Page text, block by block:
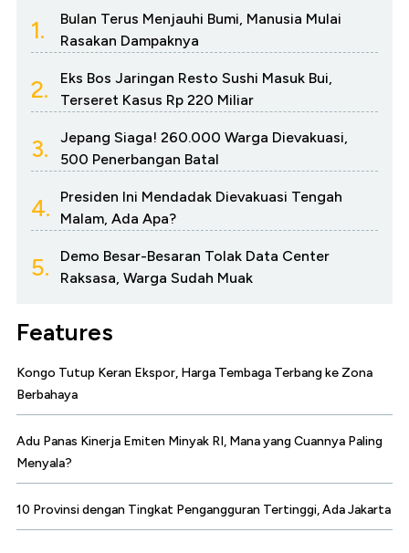
1.
Bulan Terus Menjauhi Bumi, Manusia Mulai
Rasakan Dampaknya
2.
Eks Bos Jaringan Resto Sushi Masuk Bui,
Terseret Kasus Rp 220 Miliar
3.
Jepang Siaga! 260.000 Warga Dievakuasi,
500 Penerbangan Batal
4.
Presiden Ini Mendadak Dievakuasi Tengah
Malam, Ada Apa?
5.
Demo Besar-Besaran Tolak Data Center
Raksasa, Warga Sudah Muak
Features
Kongo Tutup Keran Ekspor, Harga Tembaga Terbang ke Zona
Berbahaya
Adu Panas Kinerja Emiten Minyak RI, Mana yang Cuannya Paling
Menyala?
10 Provinsi dengan Tingkat Pengangguran Tertinggi, Ada Jakarta